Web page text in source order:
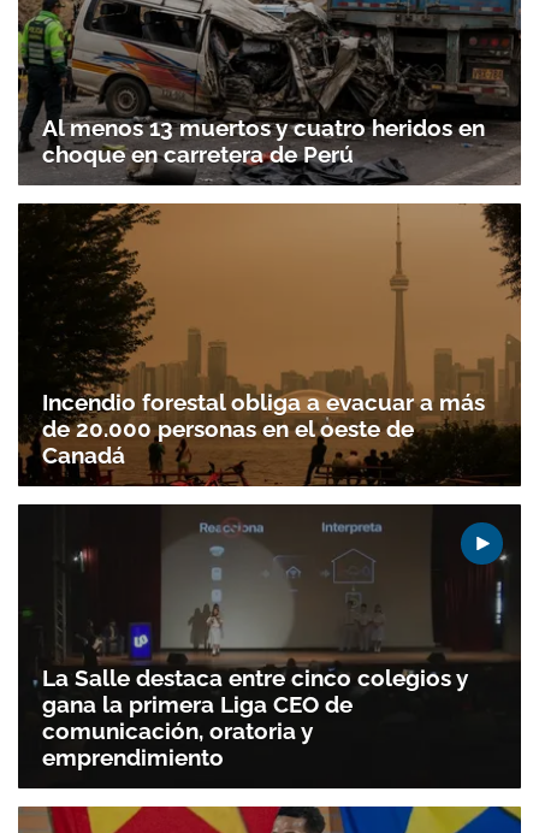
Gracias por suscribirte a nuestro boletín.
ACEPTAR
Al menos 13 muertos y cuatro heridos en
choque en carretera de Perú
Incendio forestal obliga a evacuar a más
de 20.000 personas en el oeste de
Canadá
La Salle destaca entre cinco colegios y
gana la primera Liga CEO de
comunicación, oratoria y
emprendimiento